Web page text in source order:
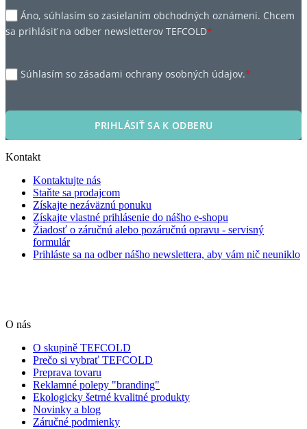
Áno, súhlasím so zasielaním obchodných oznámeni. Chcem
sa prihlásiť na odber newsletterov TEFCOLD*
Súhlasím so zásadami ochrany osobných údajov.*
PRIHLÁSIŤ SA K ODBERU
Kontakt
Kontaktujte nás
Staňte sa prodajcom
Získajte nezáväznú ponuku
Získajte vlastné prihlásenie do nášho e-shopu
Žiadosť o záručnú alebo pozáručnú opravu - servisný
formulár
Prihláste sa na odber nášho newslettera, aby vám nič neuniklo
O nás
O skupině TEFCOLD
Prečo si vybrať TEFCOLD
Preprava tovaru
Reklamné polepy "branding"
Ekologicky šetrné kvalitné produkty
Novinky a blog
Záručné podmienky